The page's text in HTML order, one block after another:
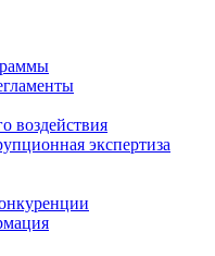
воздействия
экспертиза